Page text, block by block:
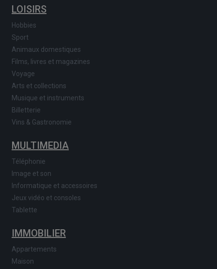
LOISIRS
Hobbies
Sport
Animaux domestiques
Films, livres et magazines
Voyage
Arts et collections
Musique et instruments
Billetterie
Vins & Gastronomie
MULTIMEDIA
Téléphonie
Image et son
Informatique et accessoires
Jeux vidéo et consoles
Tablette
IMMOBILIER
Appartements
Maison